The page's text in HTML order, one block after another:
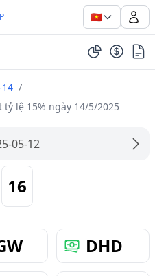
🇻🇳
/
lệ 15% ngày 14/5/2025
05-12
16
DHD